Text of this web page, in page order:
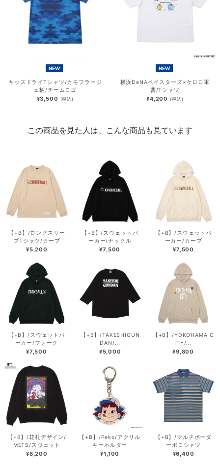
NEW
キッズドライTシャツ/カモフラージ
ュ柄/チームロゴ
¥3,500 (税込)
NEW
横浜DeNAベイスターズ×ケロロ軍
曹/Tシャツ
¥4,200 (税込)
この商品を見た人は、こんな商品も見ています
【+B】/ロングスリー
ブTシャツ/カーブ
¥5,200
【+B】/スウェットパ
ーカー/ナックル
¥7,500
【+B】/スウェットパ
ーカー/カーブ
¥7,500
【+B】/スウェットパ
ーカー/フォーク
¥7,500
【+B】/TAKESHIGUN
DAN/...
¥5,000
【+B】/YOKOHAMA C
ITY/...
¥9,800
【+B】/花札デザイン/
METS/スウェット
¥8,200
【+B】/Peko/アクリル
キーホルダー
¥1,100
【+B】/マルチボーダ
ーポロシャツ
¥6,400